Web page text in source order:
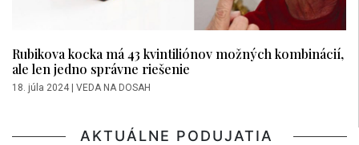
Rubikova kocka má 43 kvintiliónov možných kombinácií,
ale len jedno správne riešenie
18. júla 2024 | VEDA NA DOSAH
AKTUÁLNE PODUJATIA